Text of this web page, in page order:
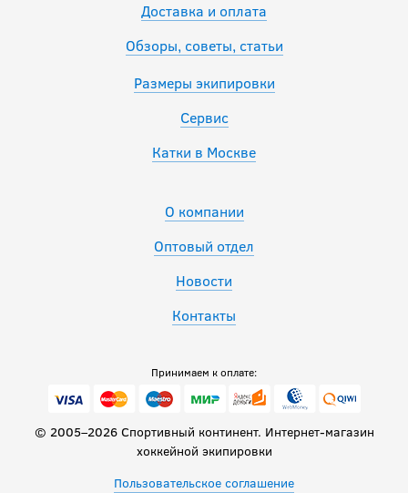
Доставка и оплата
Обзоры, советы, статьи
Размеры экипировки
Сервис
Катки в Москве
О компании
Оптовый отдел
Новости
Контакты
Принимаем к оплате:
© 2005–2026 Спортивный континент. Интернет-магазин
хоккейной экипировки
Пользовательское соглашение